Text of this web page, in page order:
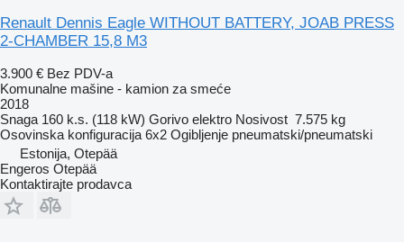
Renault Dennis Eagle WITHOUT BATTERY, JOAB PRESS
2-CHAMBER 15,8 M3
3.900 € Bez PDV-a
Komunalne mašine - kamion za smeće
2018
Snaga 160 k.s. (118 kW) Gorivo elektro Nosivost 7.575 kg
Osovinska konfiguracija 6x2 Ogibljenje pneumatski/pneumatski
Estonija, Otepää
Engeros Otepää
Kontaktirajte prodavca